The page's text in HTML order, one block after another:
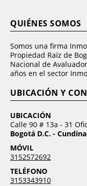
QUIÉNES SOMOS
Somos una firma
Propiedad Raíz de
Nacional de
años en el sector
UBICACIÓN Y
UBICACIÓN
Calle 90 # 13a - 31
Bogotá D.C. -
MÓVIL
3152572692
TELÉFONO
3153343910